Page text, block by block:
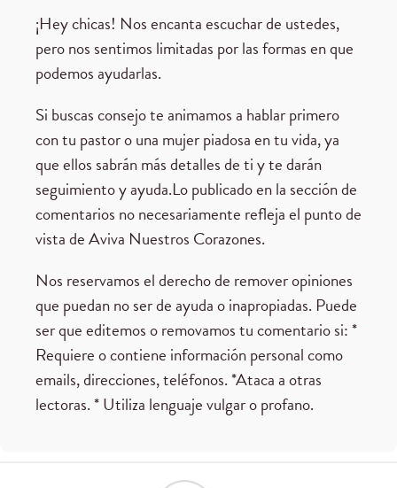
¡Hey chicas! Nos encanta escuchar de ustedes,
pero nos sentimos limitadas por las formas en que
podemos ayudarlas.
Si buscas consejo te animamos a hablar primero
con tu pastor o una mujer piadosa en tu vida, ya
que ellos sabrán más detalles de ti y te darán
seguimiento y ayuda.Lo publicado en la sección de
comentarios no necesariamente refleja el punto de
vista de Aviva Nuestros Corazones.
Nos reservamos el derecho de remover opiniones
que puedan no ser de ayuda o inapropiadas. Puede
ser que editemos o removamos tu comentario si: *
Requiere o contiene información personal como
emails, direcciones, teléfonos. *Ataca a otras
lectoras. * Utiliza lenguaje vulgar o profano.